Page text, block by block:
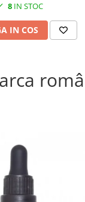
8 IN STOC
IN COS